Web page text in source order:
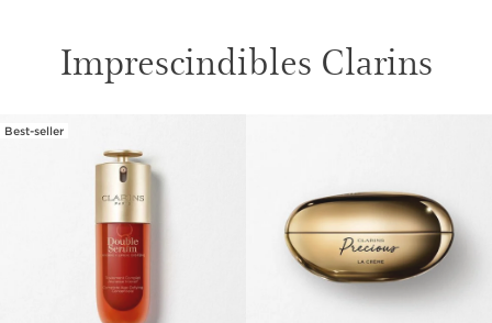
Imprescindibles Clarins
Best-seller